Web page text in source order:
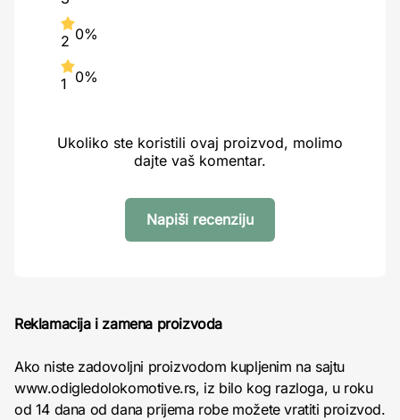
2 0%
1 0%
Ukoliko ste koristili ovaj proizvod, molimo
dajte vaš komentar.
Napiši recenziju
Reklamacija i zamena proizvoda
Ako niste zadovoljni proizvodom kupljenim na sajtu
www.odigledolokomotive.rs, iz bilo kog razloga, u roku
od 14 dana od dana prijema robe možete vratiti proizvod.